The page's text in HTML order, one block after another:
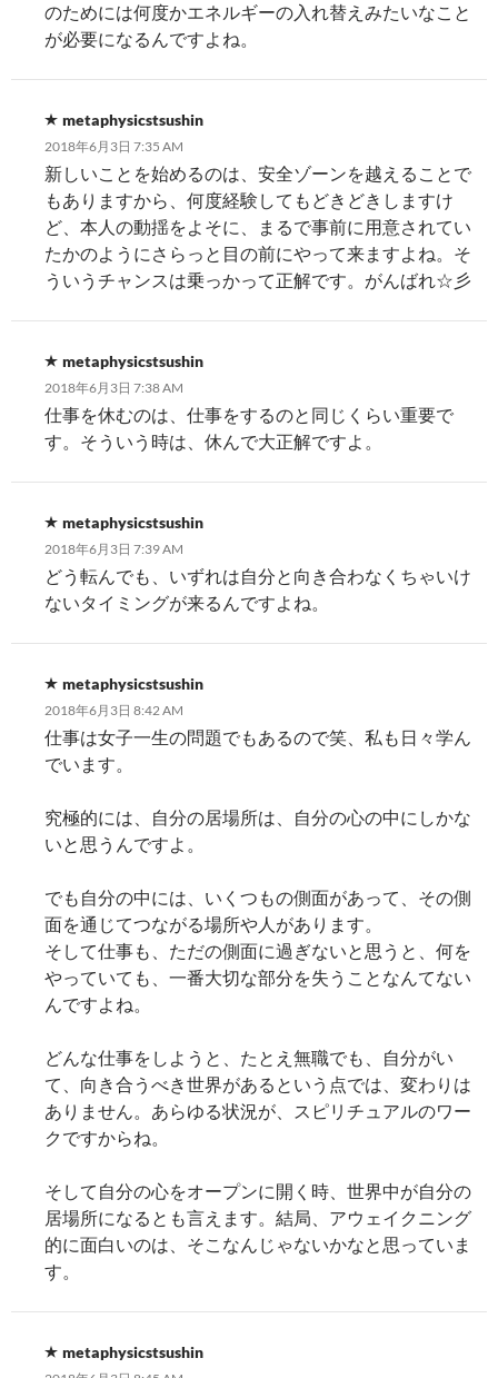
のためには何度かエネルギーの入れ替えみたいなこと
が必要になるんですよね。
metaphysicstsushin
2018年6月3日 7:35 AM
新しいことを始めるのは、安全ゾーンを越えることで
もありますから、何度経験してもどきどきしますけ
ど、本人の動揺をよそに、まるで事前に用意されてい
たかのようにさらっと目の前にやって来ますよね。そ
ういうチャンスは乗っかって正解です。がんばれ☆彡
metaphysicstsushin
2018年6月3日 7:38 AM
仕事を休むのは、仕事をするのと同じくらい重要で
す。そういう時は、休んで大正解ですよ。
metaphysicstsushin
2018年6月3日 7:39 AM
どう転んでも、いずれは自分と向き合わなくちゃいけ
ないタイミングが来るんですよね。
metaphysicstsushin
2018年6月3日 8:42 AM
仕事は女子一生の問題でもあるので笑、私も日々学ん
でいます。
究極的には、自分の居場所は、自分の心の中にしかな
いと思うんですよ。
でも自分の中には、いくつもの側面があって、その側
面を通じてつながる場所や人があります。
そして仕事も、ただの側面に過ぎないと思うと、何を
やっていても、一番大切な部分を失うことなんてない
んですよね。
どんな仕事をしようと、たとえ無職でも、自分がい
て、向き合うべき世界があるという点では、変わりは
ありません。あらゆる状況が、スピリチュアルのワー
クですからね。
そして自分の心をオープンに開く時、世界中が自分の
居場所になるとも言えます。結局、アウェイクニング
的に面白いのは、そこなんじゃないかなと思っていま
す。
metaphysicstsushin